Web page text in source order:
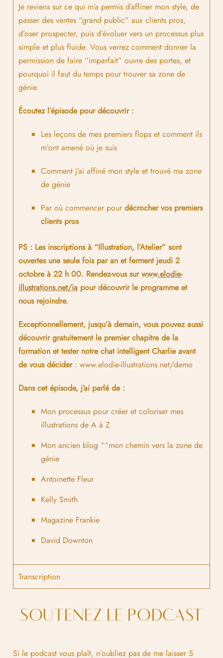
Je reviens sur ce qui m’a permis d’affiner mon style, de
passer des ventes “grand public” aux clients pros,
d’oser prospecter, puis d’évoluer vers un processus plus
simple et plus fluide. Vous verrez comment donner la
permission de faire “imparfait” ouvre des portes, et
pourquoi il faut du temps pour trouver sa zone de
génie.
Écoutez l’épisode pour découvrir :
Les leçons de mes premiers flops et comment ils
m’ont amené où je suis
Comment j’ai affiné mon style et trouvé ma zone
de génie
Par où commencer pourdécrocher vos premiers
clients pros
PS : Les inscriptions à “Illustration, l’Atelier” sont
ouvertes une seule fois par an et ferment jeudi 2
octobre à 22 h 00. Rendez-vous surwww.elodie-
illustrations.net/ia pour découvrir le programme et
nous rejoindre.
Exceptionnellement, jusqu’à demain, vous pouvez aussi
découvrir gratuitement le premier chapitre de la
formation et tester notre chat intelligent Charlie avant
de vous décider: www.elodie-illustrations.net/demo
Dans cet épisode, j’ai parlé de :
Mon processus pour créer et coloriser mes
illustrations de A à Z
Mon ancien blog ^^mon chemin vers la zone de
génie
Antoinette Fleur
Kelly Smith
Magazine Frankie
David Downton
Transcription
SOUTENEZ LE PODCAST
Si le podcast vous plaît, n’oubliez pas de me laisser 5